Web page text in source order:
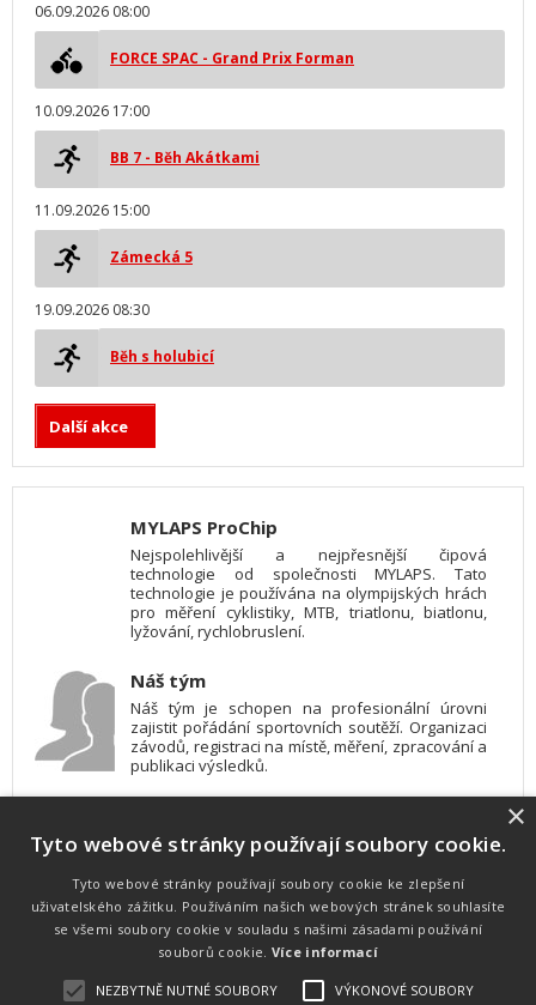
06.09.2026 08:00
FORCE SPAC - Grand Prix Forman
10.09.2026 17:00
BB 7 - Běh Akátkami
11.09.2026 15:00
Zámecká 5
19.09.2026 08:30
Běh s holubicí
Další akce
MYLAPS ProChip
Nejspolehlivější a nejpřesnější čipová
technologie od společnosti MYLAPS. Tato
technologie je používána na olympijských hrách
pro měření cyklistiky, MTB, triatlonu, biatlonu,
lyžování, rychlobruslení.
Náš tým
Náš tým je schopen na profesionální úrovni
zajistit pořádání sportovních soutěží. Organizaci
závodů, registraci na místě, měření, zpracování a
publikaci výsledků.
Pro měření, zpracování a publikaci výsledků
používáme software vyvinutý na zakázku. Lze
online publikovat výsledky komentátorovi na
obrazovky a s nepatrným zpožděním na
webových stránkách.
×
Tyto webové stránky používají soubory cookie.
Tyto webové stránky používají soubory cookie ke zlepšení
uživatelského zážitku. Používáním našich webových stránek souhlasíte
se všemi soubory cookie v souladu s našimi zásadami používání
souborů cookie. Více informací
NEZBYTNĚ NUTNÉ SOUBORY VÝKONOVÉ SOUBORY